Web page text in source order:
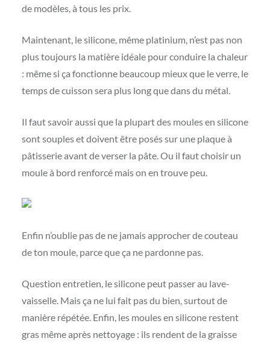
de modèles, à tous les prix.
Maintenant, le silicone, même platinium, n’est pas non
plus toujours la matière idéale pour conduire la chaleur
: même si ça fonctionne beaucoup mieux que le verre, le
temps de cuisson sera plus long que dans du métal.
Il faut savoir aussi que la plupart des moules en silicone
sont souples et doivent être posés sur une plaque à
pâtisserie avant de verser la pâte. Ou il faut choisir un
moule à bord renforcé mais on en trouve peu.
Enfin n’oublie pas de ne jamais approcher de couteau
de ton moule, parce que ça ne pardonne pas.
Question entretien, le silicone peut passer au lave-
vaisselle. Mais ça ne lui fait pas du bien, surtout de
manière répétée. Enfin, les moules en silicone restent
gras même après nettoyage : ils rendent de la graisse